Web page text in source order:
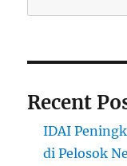
Recent
IDAI
di Pelosok